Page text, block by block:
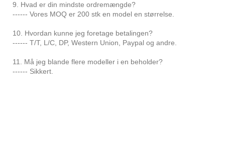
9. Hvad er din mindste ordremængde?
------ Vores MOQ er 200 stk en model en størrelse.
10. Hvordan kunne jeg foretage betalingen?
------ T/T, L/C, DP, Western Union, Paypal og andre.
11. Må jeg blande flere modeller i en beholder?
------ Sikkert.